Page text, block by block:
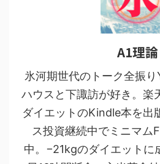
A1理論
氷河期世代のトーク全振
ハウスと下諏訪が好き。楽
ダイエットのKindle本を出
ス投資継続中でミニマム
中。−21kgのダイエットに